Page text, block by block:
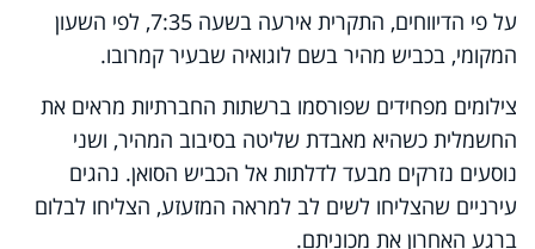
על פי הדיווחים, התקרית אירעה בשעה 7:35, לפי השעון
המקומי, בכביש מהיר בשם לוגואיה שבעיר קמרובו.
צילומים מפחידים שפורסמו ברשתות החברתיות מראים את
החשמלית כשהיא מאבדת שליטה בסיבוב המהיר, ושני
נוסעים נזרקים מבעד לדלתות אל הכביש הסואן. נהגים
עירניים שהצליחו לשים לב למראה המזעזע, הצליחו לבלום
ברגע האחרון את מכוניתם.